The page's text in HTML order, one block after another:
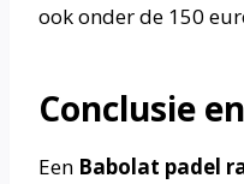
ook onder de 150
Conclusie
Een Babolat padel